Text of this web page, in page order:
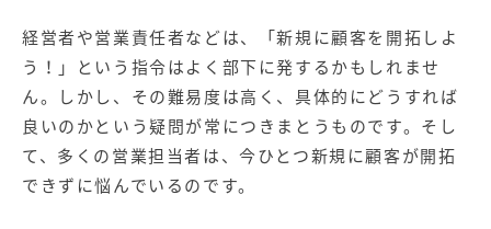
【IT企業向け】マーケティン
グ
SNSアカウント運用代行サー
ビス（LINE）
広告プロモーションの製品
【クリニック向け】新規集患
経営者や営業責任者などは、「新規に顧客を開拓しよ
う！」という指令はよく部下に発するかもしれませ
ん。しかし、その難易度は高く、具体的にどうすれば
良いのかという疑問が常につきまとうものです。そし
て、多くの営業担当者は、今ひとつ新規に顧客が開拓
できずに悩んでいるのです。